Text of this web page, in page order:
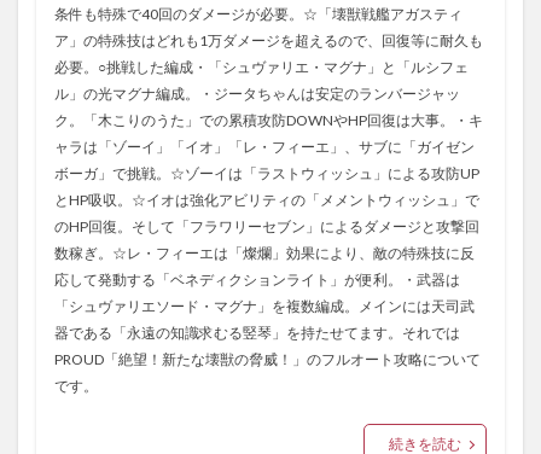
条件も特殊で40回のダメージが必要。☆「壊獣戦艦アガスティ
ア」の特殊技はどれも1万ダメージを超えるので、回復等に耐久も
必要。○挑戦した編成・「シュヴァリエ・マグナ」と「ルシフェ
ル」の光マグナ編成。・ジータちゃんは安定のランバージャッ
ク。「木こりのうた」での累積攻防DOWNやHP回復は大事。・キ
ャラは「ゾーイ」「イオ」「レ・フィーエ」、サブに「ガイゼン
ボーガ」で挑戦。☆ゾーイは「ラストウィッシュ」による攻防UP
とHP吸収。☆イオは強化アビリティの「メメントウィッシュ」で
のHP回復。そして「フラワリーセブン」によるダメージと攻撃回
数稼ぎ。☆レ・フィーエは「燦爛」効果により、敵の特殊技に反
応して発動する「ベネディクションライト」が便利。・武器は
「シュヴァリエソード・マグナ」を複数編成。メインには天司武
器である「永遠の知識求むる竪琴」を持たせてます。それでは
PROUD「絶望！新たな壊獣の脅威！」のフルオート攻略について
です。
続きを読む